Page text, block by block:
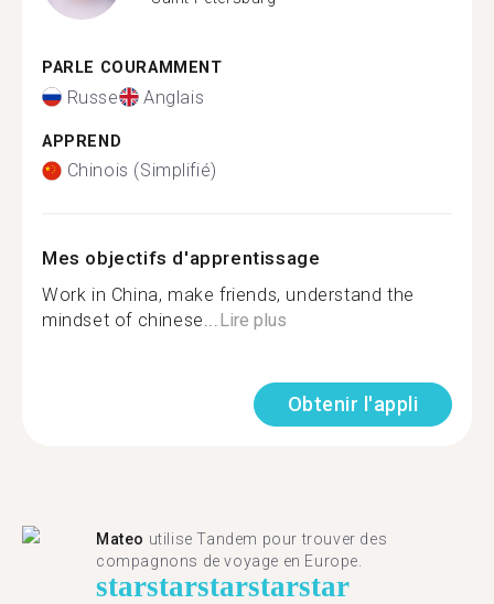
PARLE COURAMMENT
Russe Anglais
APPREND
Chinois (Simplifié)
Mes objectifs d'apprentissage
Work in China, make friends, understand the
mindset of chinese...Lire plus
Obtenir l'appli
Mateo utilise Tandem pour trouver des
compagnons de voyage en Europe.
starstarstarstarstar